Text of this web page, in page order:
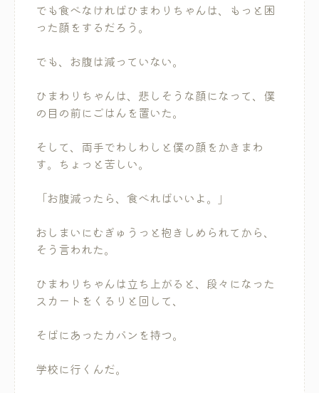
でも食べなければひまわりちゃんは、もっと困
った顔をするだろう。
でも、お腹は減っていない。
ひまわりちゃんは、悲しそうな顔になって、僕
の目の前にごはんを置いた。
そして、両手でわしわしと僕の顔をかきまわ
す。ちょっと苦しい。
「お腹減ったら、食べればいいよ。」
おしまいにむぎゅうっと抱きしめられてから、
そう言われた。
ひまわりちゃんは立ち上がると、段々になった
スカートをくるりと回して、
そばにあったカバンを持つ。
学校に行くんだ。